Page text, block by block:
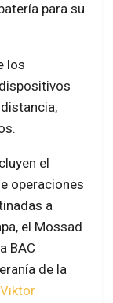
para su
los
el
operaciones
a
el Mossad
BAC
de la
Viktor